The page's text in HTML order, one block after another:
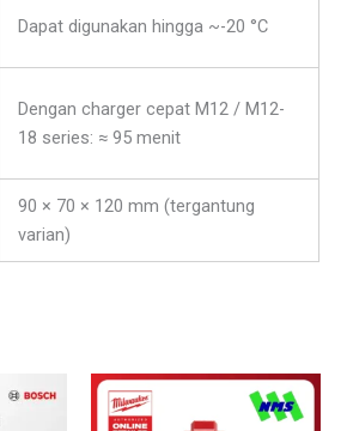
Dapat digunakan hingga ~-20 °C
Dengan charger cepat M12 / M12-
18 series: ≈ 95 menit
90 × 70 × 120 mm (tergantung
varian)